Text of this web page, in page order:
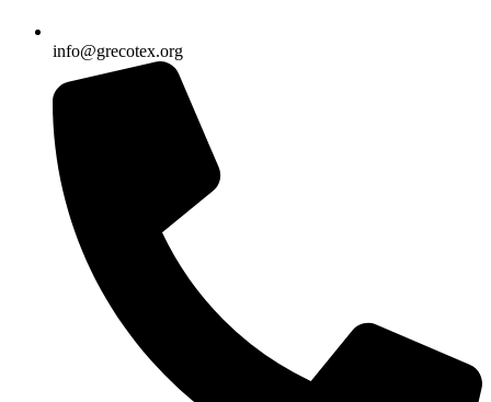
info@grecotex.org